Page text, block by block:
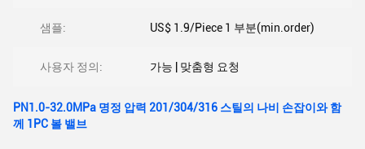
샘플: US$ 1.9/Piece 1 부분(min.order)
사용자 정의: 가능 | 맞춤형 요청
PN1.0-32.0MPa 명정 압력 201/304/316 스틸의 나비 손잡이와 함
께 1PC 볼 밸브